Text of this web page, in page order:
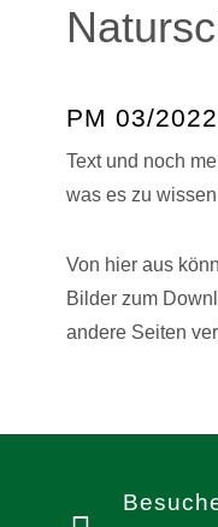
PM 03/2022
Text und noch
was es zu
Von hier aus
Bilder zum
andere Seiten